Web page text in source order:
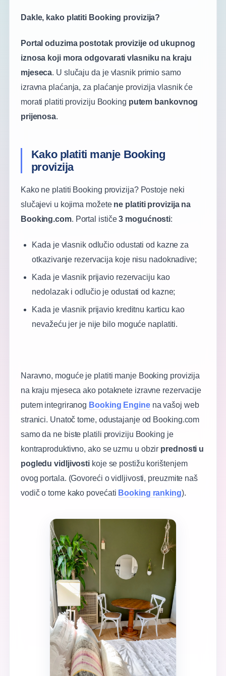
Dakle, kako platiti Booking provizija?
Portal oduzima postotak provizije od ukupnog
iznosa koji mora odgovarati vlasniku na kraju
mjeseca. U slučaju da je vlasnik primio samo
izravna plaćanja, za plaćanje provizija vlasnik će
morati platiti proviziju Booking putem bankovnog
prijenosa.
Kako platiti manje Booking
provizija
Kako ne platiti Booking provizija? Postoje neki
slučajevi u kojima možete ne platiti provizija na
Booking.com. Portal ističe3 mogućnosti:
Kada je vlasnik odlučio odustati od kazne za
otkazivanje rezervacija koje nisu nadoknadive;
Kada je vlasnik prijavio rezervaciju kao
nedolazak i odlučio je odustati od kazne;
Kada je vlasnik prijavio kreditnu karticu kao
nevažeću jer je nije bilo moguće naplatiti.
Naravno, moguće je platiti manje Booking provizija
na kraju mjeseca ako potaknete izravne rezervacije
putem integriranog Booking Enginena vašoj web
stranici. Unatoč tome, odustajanje od Booking.com
samo da ne biste platili proviziju Booking je
kontraproduktivno, ako se uzmu u obzir prednosti u
pogledu vidljivosti koje se postižu korištenjem
ovog portala. (Govoreći o vidljivosti, preuzmite naš
vodič o tome kako povećati Booking ranking).